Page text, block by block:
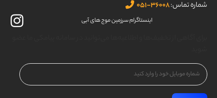
شماره تماس:
اینستاگرام سرزمین موج های آبی
شماره
موبایل
(Required)